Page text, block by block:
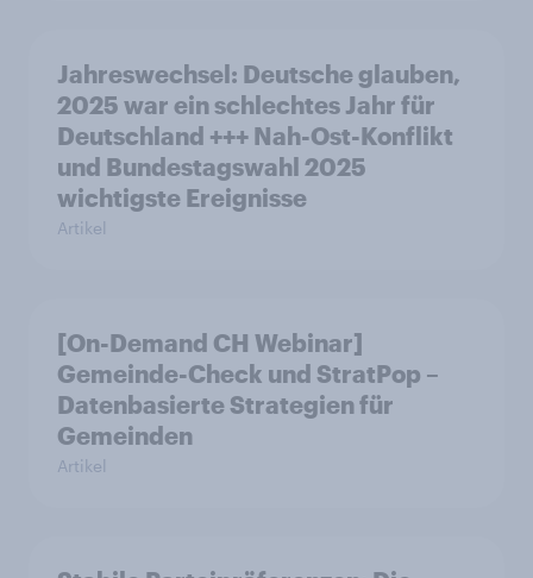
Jahreswechsel: Deutsche glauben,
2025 war ein schlechtes Jahr für
Deutschland +++ Nah-Ost-Konflikt
und Bundestagswahl 2025
wichtigste Ereignisse
Artikel
[On-Demand CH Webinar]
Gemeinde-Check und StratPop –
Datenbasierte Strategien für
Gemeinden
Artikel